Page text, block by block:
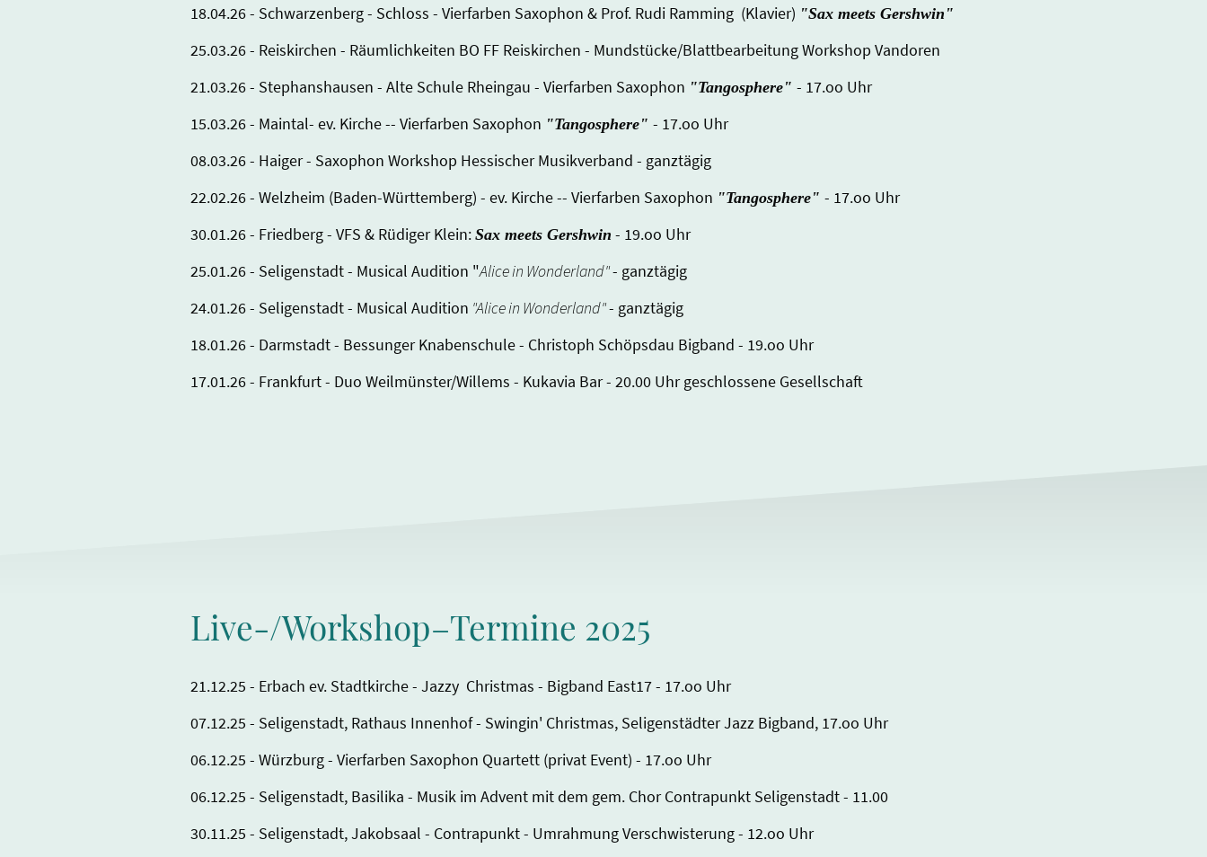
18.04.26 - Schwarzenberg - Schloss - Vierfarben Saxophon & Prof. Rudi Ramming (Klavier) "Sax meets Gershwin"
25.03.26 - Reiskirchen - Räumlichkeiten BO FF Reiskirchen - Mundstücke/Blattbearbeitung Workshop Vandoren
21.03.26 - Stephanshausen - Alte Schule Rheingau - Vierfarben Saxophon "Tangosphere" - 17.oo Uhr
15.03.26 - Maintal- ev. Kirche -- Vierfarben Saxophon "Tangosphere" - 17.oo Uhr
08.03.26 - Haiger - Saxophon Workshop Hessischer Musikverband - ganztägig
22.02.26 - Welzheim (Baden-Württemberg) - ev. Kirche -- Vierfarben Saxophon "Tangosphere" - 17.oo Uhr
30.01.26 - Friedberg - VFS & Rüdiger Klein: Sax meets Gershwin - 19.oo Uhr
25.01.26 - Seligenstadt - Musical Audition "Alice in Wonderland"- ganztägig
24.01.26 - Seligenstadt - Musical Audition "Alice in Wonderland"- ganztägig
18.01.26 - Darmstadt - Bessunger Knabenschule - Christoph Schöpsdau Bigband - 19.oo Uhr
17.01.26 - Frankfurt - Duo Weilmünster/Willems - Kukavia Bar - 20.00 Uhr geschlossene Gesellschaft
Live-/Workshop–Termine 2025
21.12.25 - Erbach ev. Stadtkirche - Jazzy Christmas - Bigband East17 - 17.oo Uhr
07.12.25 - Seligenstadt, Rathaus Innenhof - Swingin' Christmas, Seligenstädter Jazz Bigband, 17.oo Uhr
06.12.25 - Würzburg - Vierfarben Saxophon Quartett (privat Event) - 17.oo Uhr
06.12.25 - Seligenstadt, Basilika - Musik im Advent mit dem gem. Chor Contrapunkt Seligenstadt - 11.00
30.11.25 - Seligenstadt, Jakobsaal - Contrapunkt - Umrahmung Verschwisterung - 12.oo Uhr